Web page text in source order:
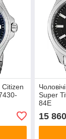
Citizen
Super
84E
15 860